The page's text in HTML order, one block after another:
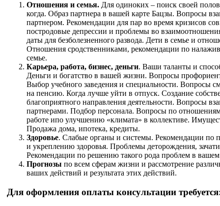
Отношения и семья. Для одиноких – поиск своей
когда. Образ партнера в вашей карте Бацзы. Вопросы
партнером. Рекомендации для пар во время кризисов
постродовые депрессии и проблемы во
даты для безболезненного развода. Дети в семье и
Отношения сродственниками, рекомендации по
семье.
Карьера, работа, бизнес, деньги. Ваши таланты и
Деньги и богатство в вашей жизни. Вопросы
Выбор учебного заведения и специальности. Вопросы
на пенсию. Когда лучше уйти в отпуск. Создание
благоприятного направления деятельности. Вопросы
партнерами. Подбор персонала. Вопросы по
работе ипо улучшению «климата» в коллективе.
Продажа дома, ипотека, кредиты.
Здоровье. Слабые органы и системы. Рекомендации по
и укреплению здоровья. Проблемы деторождения,
Рекомендации по решению такого рода проблем в
Прогнозы по всем сферам жизни и рассмотрение
ваших действий и результата этих действий.
Для оформления оплаты консультации